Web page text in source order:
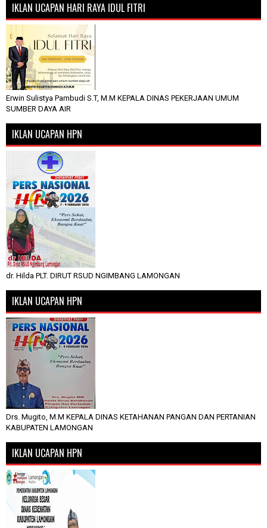
IKLAN UCAPAN HARI RAYA IDUL FITRI
Erwin Sulistya Pambudi S.T, M.M KEPALA DINAS PEKERJAAN UMUM
SUMBER DAYA AIR
IKLAN UCAPAN HPN
dr. Hilda PLT. DIRUT RSUD NGIMBANG LAMONGAN
IKLAN UCAPAN HPN
Drs. Mugito, M.M KEPALA DINAS KETAHANAN PANGAN DAN PERTANIAN
KABUPATEN LAMONGAN
IKLAN UCAPAN HPN